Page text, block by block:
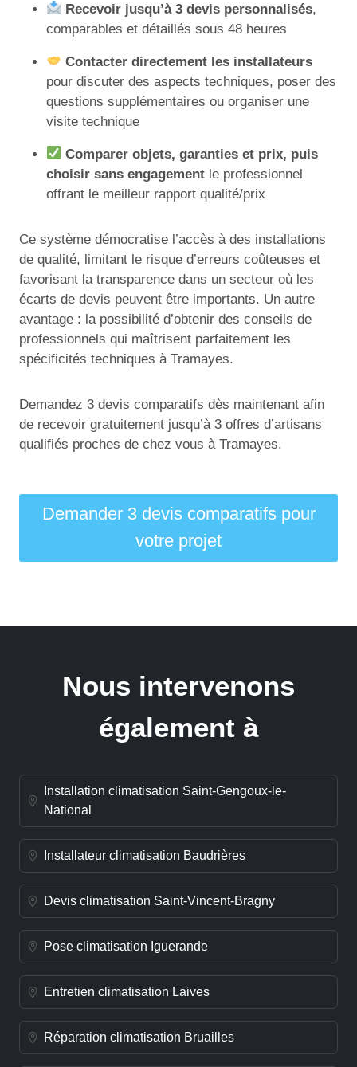
Recevoir jusqu’à 3 devis personnalisés,
comparables et détaillés sous 48 heures
Contacter directement les installateurs
pour discuter des aspects techniques, poser des
questions supplémentaires ou organiser une
visite technique
Comparer objets, garanties et prix, puis
choisir sans engagement le professionnel
offrant le meilleur rapport qualité/prix
Ce système démocratise l’accès à des installations
de qualité, limitant le risque d’erreurs coûteuses et
favorisant la transparence dans un secteur où les
écarts de devis peuvent être importants. Un autre
avantage : la possibilité d’obtenir des conseils de
professionnels qui maîtrisent parfaitement les
spécificités techniques à Tramayes.
Demandez 3 devis comparatifs dès maintenant afin
de recevoir gratuitement jusqu’à 3 offres d’artisans
qualifiés proches de chez vous à Tramayes.
Demander 3 devis comparatifs pour
votre projet
Nous intervenons
également à
Installation climatisation Saint-Gengoux-le-
National
Installateur climatisation Baudrières
Devis climatisation Saint-Vincent-Bragny
Pose climatisation Iguerande
Entretien climatisation Laives
Réparation climatisation Bruailles